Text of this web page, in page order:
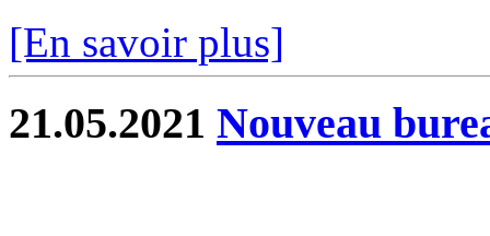
[En savoir plus]
21.05.2021 Nouveau